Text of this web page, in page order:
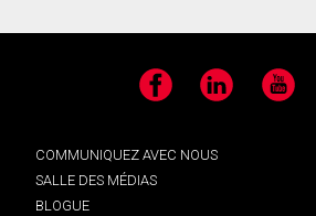
Facebook LinkedIn YouTube
COMMUNIQUEZ AVEC NOUS
SALLE DES MÉDIAS
BLOGUE